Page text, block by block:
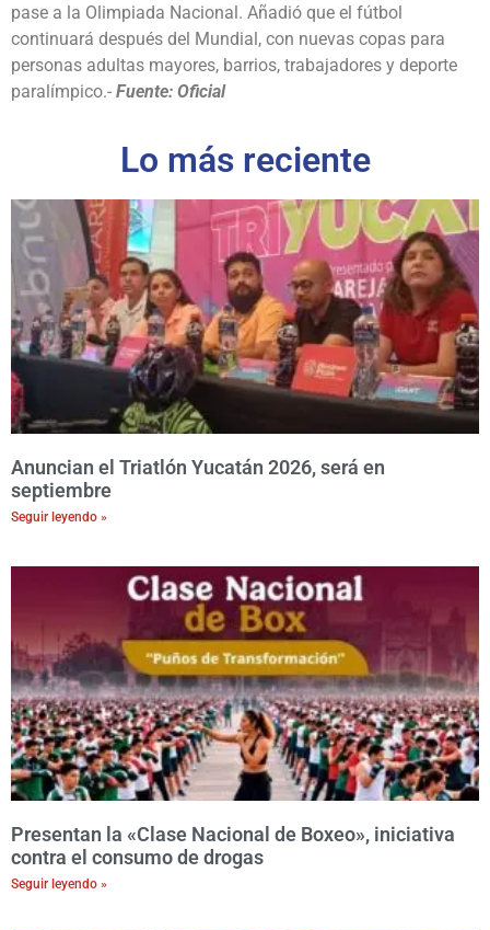
pase a la Olimpiada Nacional. Añadió que el fútbol
continuará después del Mundial, con nuevas copas para
personas adultas mayores, barrios, trabajadores y deporte
paralímpico.- Fuente: Oficial
Lo más reciente
Anuncian el Triatlón Yucatán 2026, será en
septiembre
Seguir leyendo »
Presentan la «Clase Nacional de Boxeo», iniciativa
contra el consumo de drogas
Seguir leyendo »